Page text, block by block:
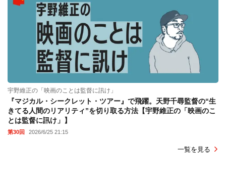
宇野維正の「映画のことは監督に訊け」
『マジカル・シークレット・ツアー』で飛躍。天野千尋監督の“生
きてる人間のリアリティ”を切り取る方法【宇野維正の「映画のこ
とは監督に訊け」】
第30回 2026/6/25 21:15
一覧を見る